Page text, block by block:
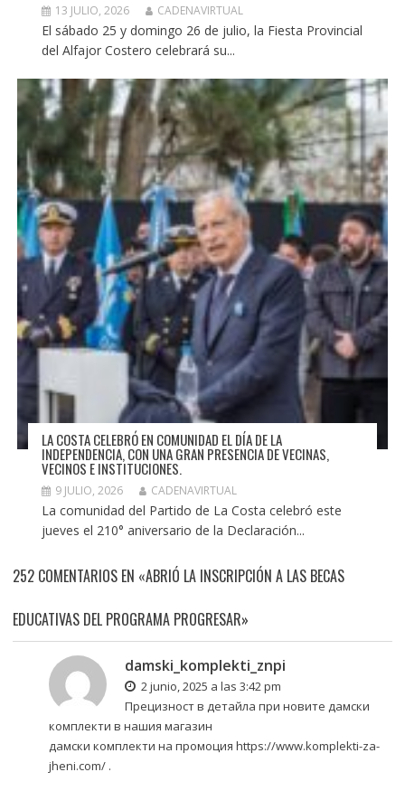
13 JULIO, 2026 CADENAVIRTUAL
El sábado 25 y domingo 26 de julio, la Fiesta Provincial
del Alfajor Costero celebrará su...
LA COSTA CELEBRÓ EN COMUNIDAD EL DÍA DE LA
INDEPENDENCIA, CON UNA GRAN PRESENCIA DE VECINAS,
VECINOS E INSTITUCIONES.
9 JULIO, 2026 CADENAVIRTUAL
La comunidad del Partido de La Costa celebró este
jueves el 210° aniversario de la Declaración...
252 COMENTARIOS EN «ABRIÓ LA INSCRIPCIÓN A LAS BECAS
EDUCATIVAS DEL PROGRAMA PROGRESAR»
damski_komplekti_znpi
2 junio, 2025 a las 3:42 pm
Прецизност в детайла при новите дамски
комплекти в нашия магазин
дамски комплекти на промоция https://www.komplekti-za-
jheni.com/.